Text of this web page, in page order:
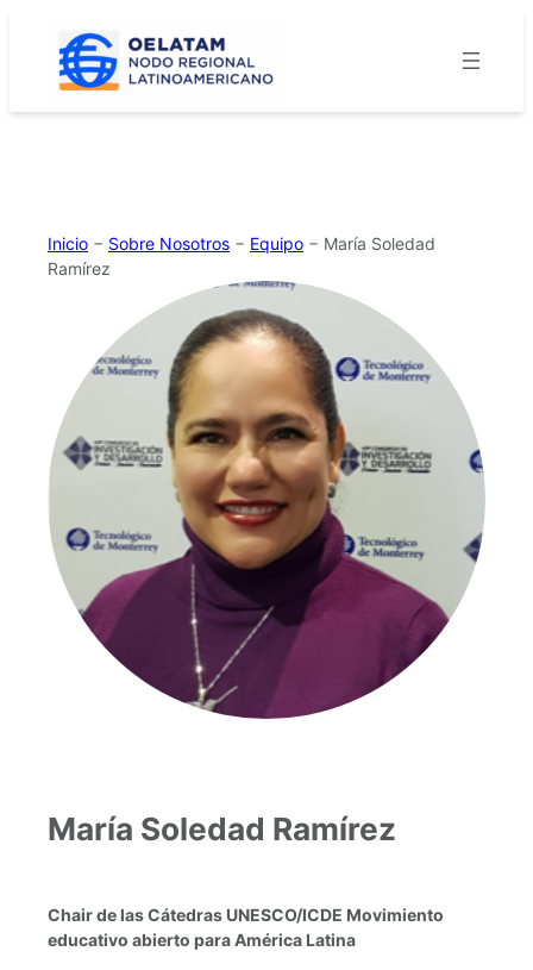
contenido
Inicio − Sobre Nosotros − Equipo − María Soledad
Ramírez
María Soledad Ramírez
Chair de las Cátedras UNESCO/ICDE Movimiento
educativo abierto para América Latina